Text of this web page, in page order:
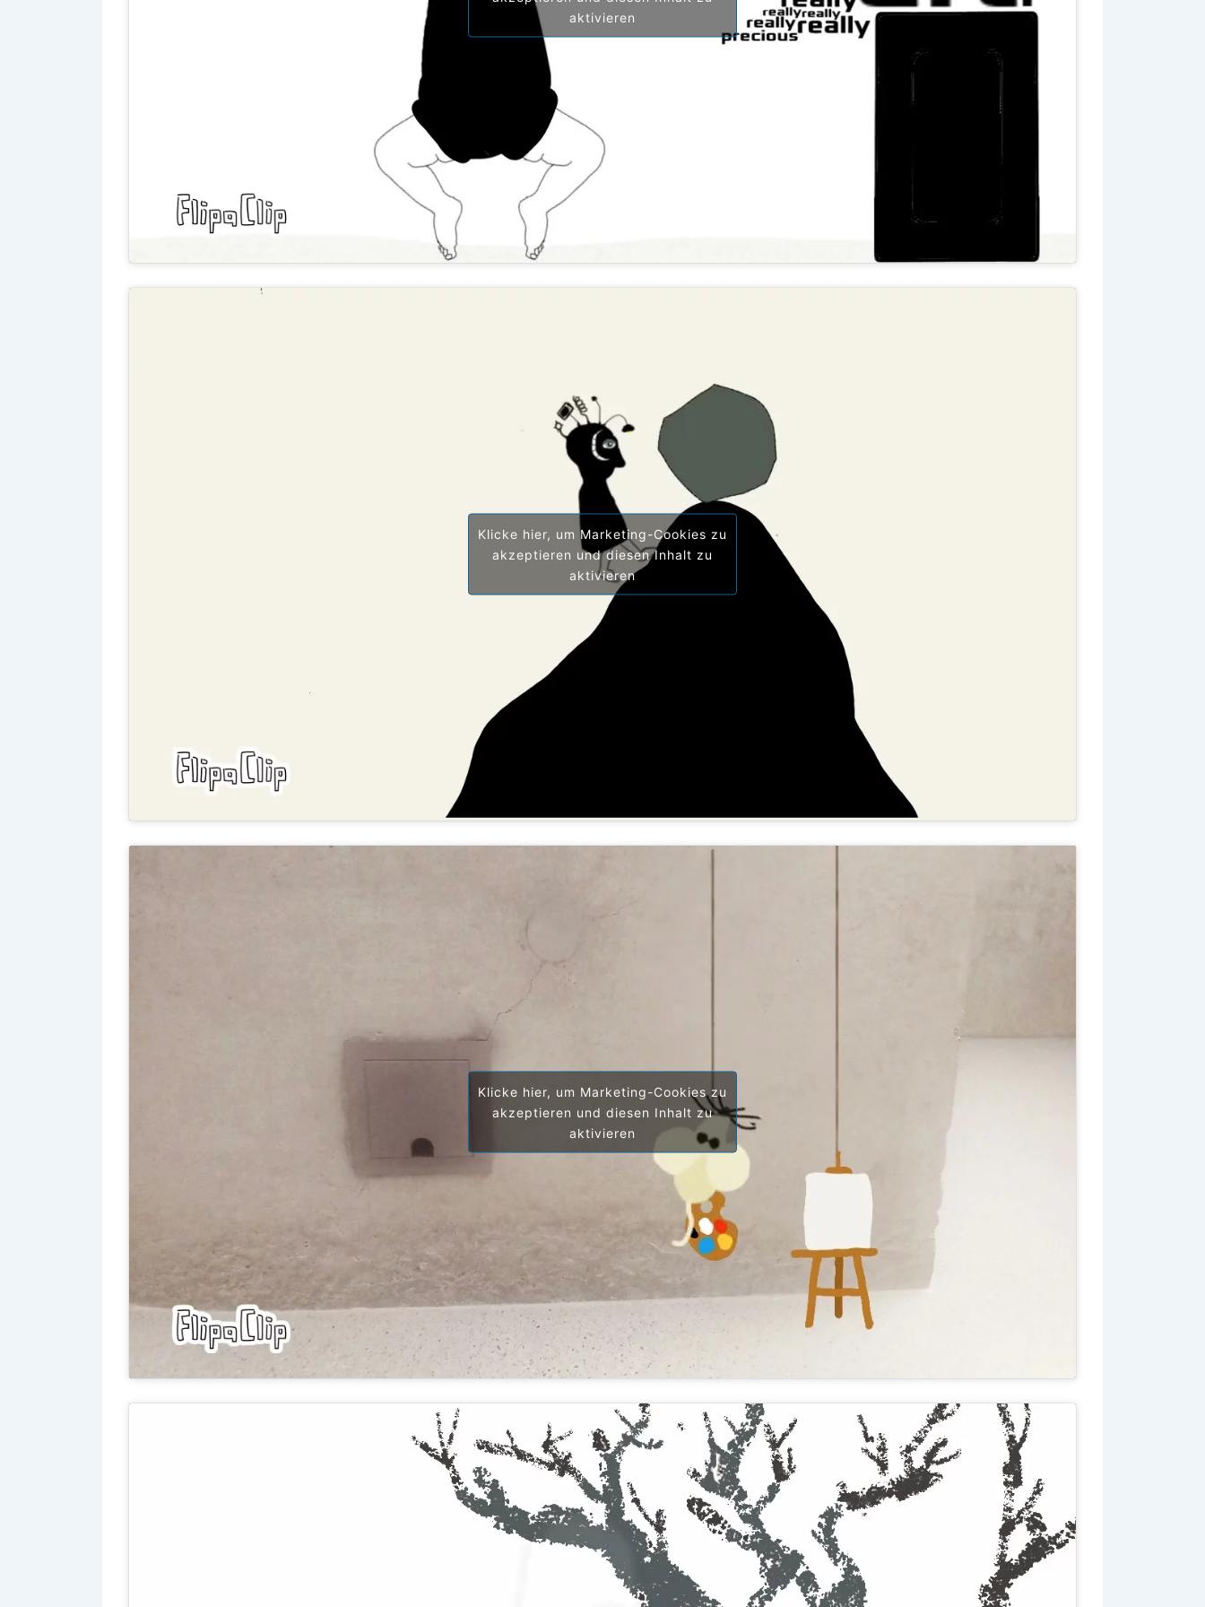
aktivieren
Klicke hier, um Marketing-Cookies zu
akzeptieren und diesen Inhalt zu
aktivieren
Klicke hier, um Marketing-Cookies zu
akzeptieren und diesen Inhalt zu
aktivieren